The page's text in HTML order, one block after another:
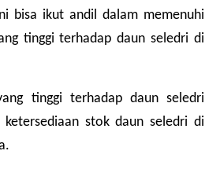
bisa ikut andil dalam memenuhi
tinggi terhadap daun seledri di
tinggi terhadap daun seledri
stok daun seledri di